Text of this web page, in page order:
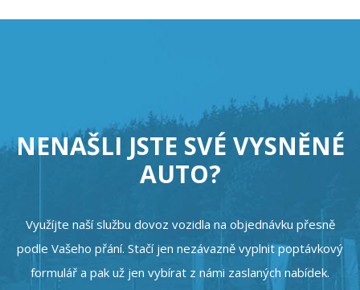
NENAŠLI JSTE SVÉ VYSNĚNÉ
AUTO?
Využíjte naší službu dovoz vozidla na objednávku přesně
podle Vašeho přání. Stačí jen nezávazně vyplnit poptávkový
formulář a pak už jen vybírat z námi zaslaných nabídek.